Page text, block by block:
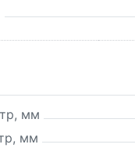
мм
мм